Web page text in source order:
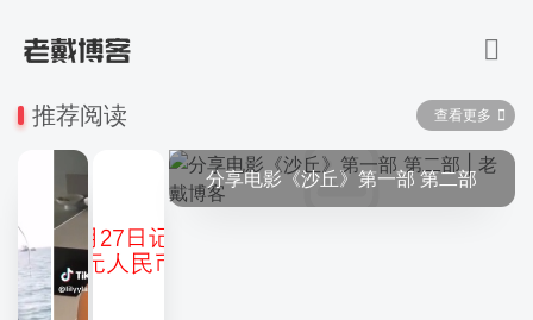
推荐阅读 查看更多
分享电影《沙丘》第一部 第二部